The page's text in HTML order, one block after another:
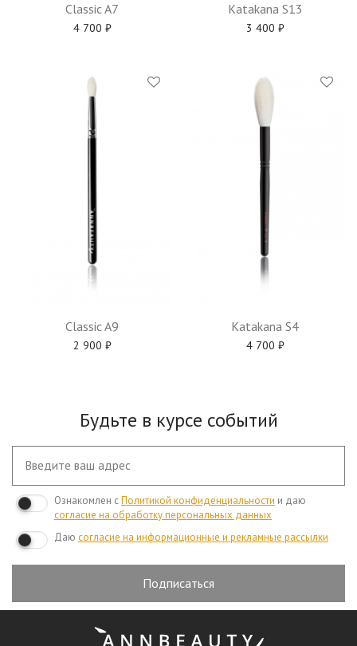
Classic A7
4 700 ₽
Katakana S13
3 400 ₽
Classic A9
2 900 ₽
Katakana S4
4 700 ₽
Будьте в курсе событий
Ознакомлен сПолитикой конфиденциальности и даю
согласие на обработку персональных данных
Даю согласие на информационные и рекламные рассылки
Подписаться